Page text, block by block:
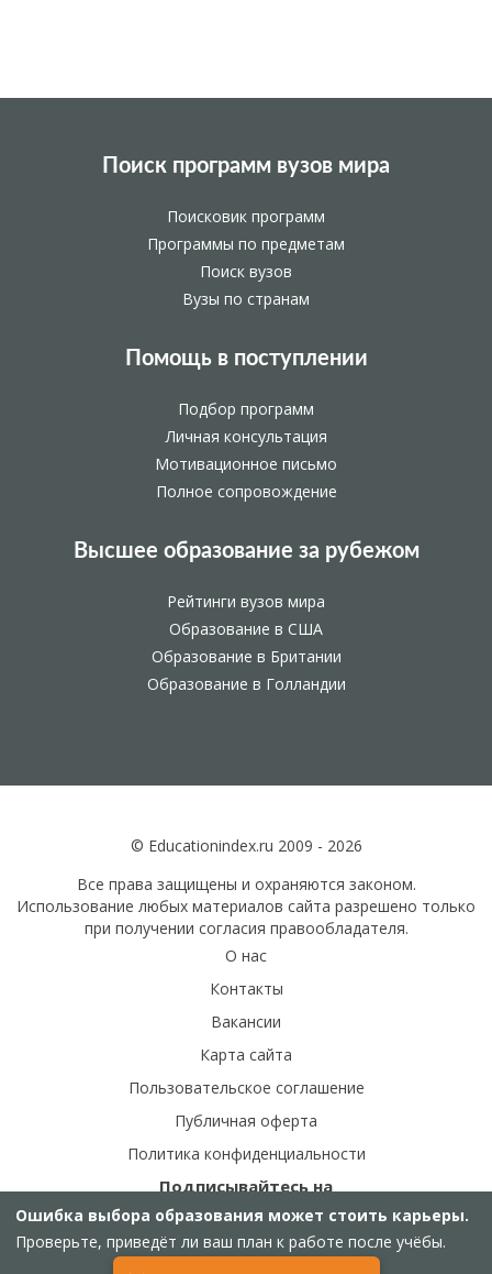
Поиск программ вузов мира
Поисковик программ
Программы по предметам
Поиск вузов
Вузы по странам
Помощь в поступлении
Подбор программ
Личная консультация
Мотивационное письмо
Полное сопровождение
Высшее образование за рубежом
Рейтинги вузов мира
Образование в США
Образование в Британии
Образование в Голландии
© Educationindex.ru 2009 - 2026
Все права защищены и охраняются законом.
Использование любых материалов сайта разрешено только
при получении согласия правообладателя.
О нас
Контакты
Вакансии
Карта сайта
Пользовательское соглашение
Публичная оферта
Политика конфиденциальности
Подписывайтесь на
наши соц.сети:
Ошибка выбора образования может стоить карьеры.
Проверьте, приведёт ли ваш план к работе после учёбы.